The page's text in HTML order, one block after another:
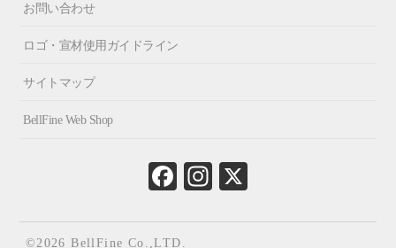
お問い合わせ
ロゴ・宣材使用ガイドライン
サイトマップ
BellFine Web Shop
Fa
ce
ok
In
st
©2026 BellFine Co.,LTD.